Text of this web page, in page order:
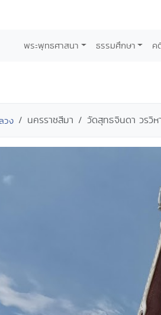
พระพุทธศาสนา ธรรมศึกษา ค
วง นครราชสีมา วัดสุทธจินดา วรวิห